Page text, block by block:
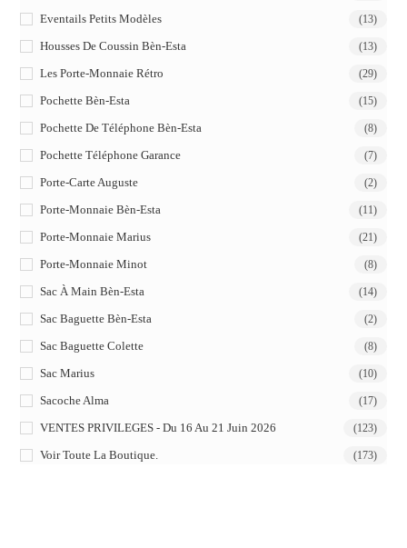
Eventails Petits Modèles (13)
Housses De Coussin Bèn-Esta (13)
Les Porte-Monnaie Rétro (29)
Pochette Bèn-Esta (15)
Pochette De Téléphone Bèn-Esta (8)
Pochette Téléphone Garance (7)
Porte-Carte Auguste (2)
Porte-Monnaie Bèn-Esta (11)
Porte-Monnaie Marius (21)
Porte-Monnaie Minot (8)
Sac À Main Bèn-Esta (14)
Sac Baguette Bèn-Esta (2)
Sac Baguette Colette (8)
Sac Marius (10)
Sacoche Alma (17)
VENTES PRIVILEGES - Du 16 Au 21 Juin 2026 (123)
Voir Toute La Boutique. (173)